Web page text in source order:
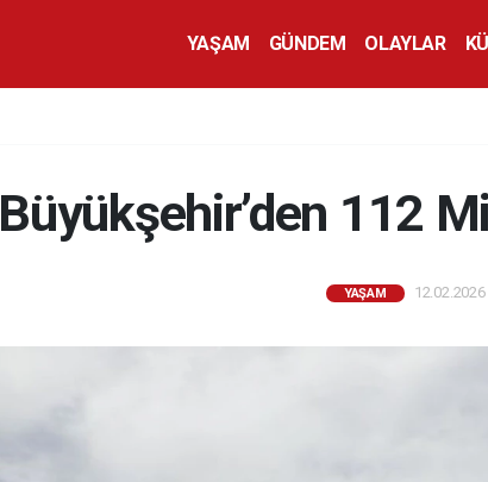
YAŞAM GÜNDEM OLAYLAR
Büyükşehir’den 112
YAŞAM